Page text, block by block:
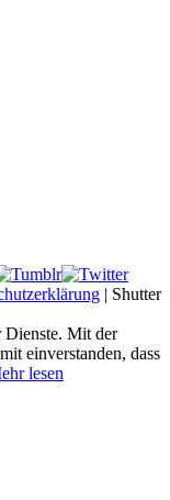
| Shutter
Dienste. Mit der
einverstanden, dass
lesen